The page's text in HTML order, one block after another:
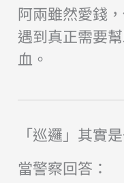
阿兩雖然愛錢
遇到真正需要
血。
「巡邏」其實
當警察回答：